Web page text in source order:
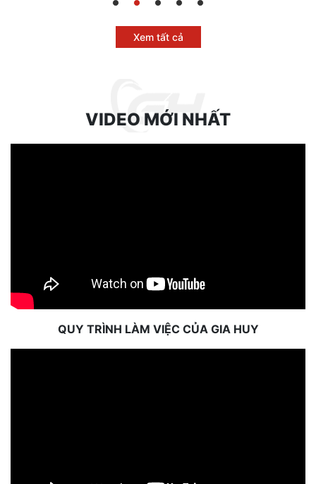
1
2 3 4 5
Xem tất cả
VIDEO MỚI NHẤT
QUY TRÌNH LÀM VIỆC CỦA GIA HUY